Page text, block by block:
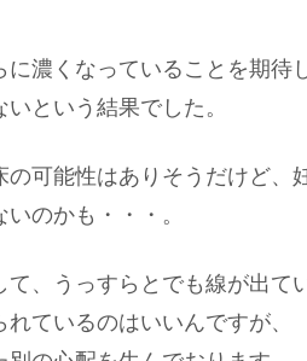
に濃くなっていることを期待
という結果でした。
の可能性はありそうだけど、
のかも・・・。
て、うっすらとでも線が出て
ているのはいいんですが、